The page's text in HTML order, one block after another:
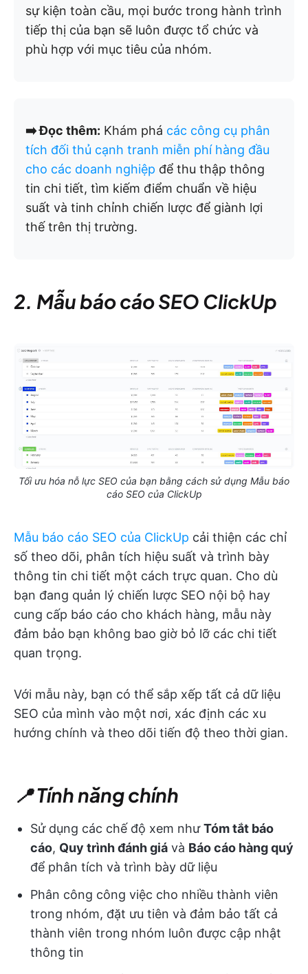
sự kiện toàn cầu, mọi bước trong hành trình
tiếp thị của bạn sẽ luôn được tổ chức và
phù hợp với mục tiêu của nhóm.
➡️ Đọc thêm: Khám phá các công cụ phân
tích đối thủ cạnh tranh miễn phí hàng đầu
cho các doanh nghiệp để thu thập thông
tin chi tiết, tìm kiếm điểm chuẩn về hiệu
suất và tinh chỉnh chiến lược để giành lợi
thế trên thị trường.
2. Mẫu báo cáo SEO ClickUp
Tối ưu hóa nỗ lực SEO của bạn bằng cách sử dụng Mẫu báo
cáo SEO của ClickUp
Mẫu báo cáo SEO của ClickUp cải thiện các chỉ
số theo dõi, phân tích hiệu suất và trình bày
thông tin chi tiết một cách trực quan. Cho dù
bạn đang quản lý chiến lược SEO nội bộ hay
cung cấp báo cáo cho khách hàng, mẫu này
đảm bảo bạn không bao giờ bỏ lỡ các chi tiết
quan trọng.
Với mẫu này, bạn có thể sắp xếp tất cả dữ liệu
SEO của mình vào một nơi, xác định các xu
hướng chính và theo dõi tiến độ theo thời gian.
📍 Tính năng chính
Sử dụng các chế độ xem nhưTóm tắt báo
cáo, Quy trình đánh giá và Báo cáo hàng quý
để phân tích và trình bày dữ liệu
Phân công công việc cho nhiều thành viên
trong nhóm, đặt ưu tiên và đảm bảo tất cả
thành viên trong nhóm luôn được cập nhật
thông tin